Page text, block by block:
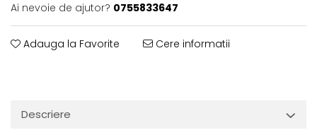
Ai nevoie de ajutor? 0755833647
Adauga la Favorite Cere informatii
Descriere